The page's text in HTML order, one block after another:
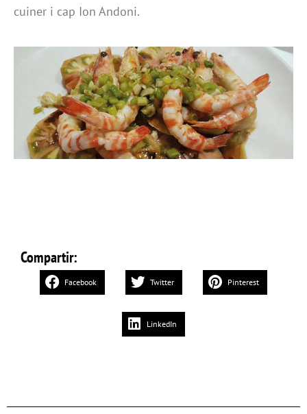
cuiner i cap Ion Andoni.
Compartir:
Facebook Twitter Pinterest
LinkedIn